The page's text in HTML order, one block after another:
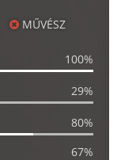
MŰVÉSZ
100%
29%
80%
67%